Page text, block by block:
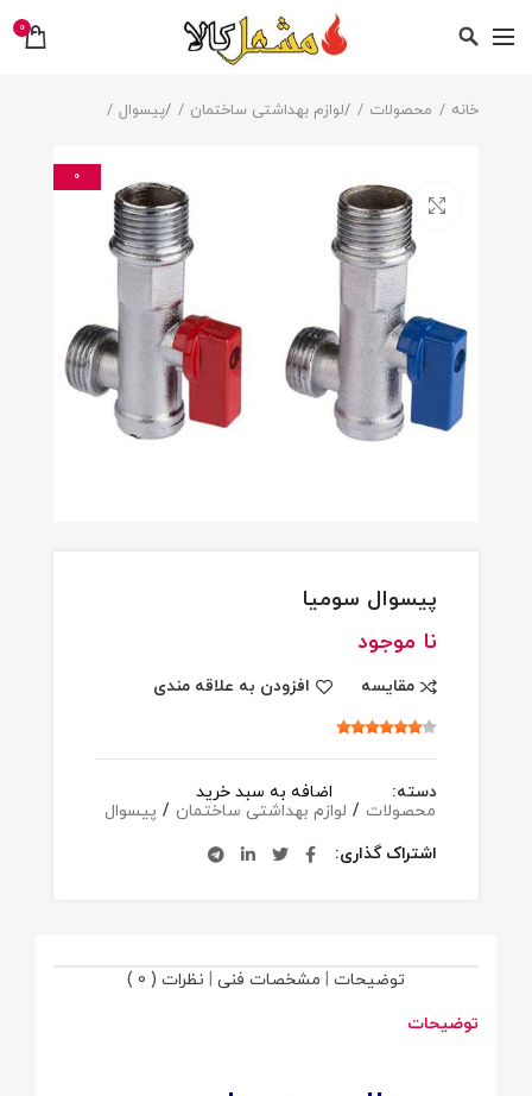
0
خانه محصولات /لوازم بهداشتی ساختمان /پیسوال
0
بزرگنمایی تصویر
پیسوال سومیا
نا موجود
مقایسه افزودن به علاقه مندی
اضافه به سبد خرید
دسته:
محصولات / لوازم بهداشتی ساختمان / پیسوال
اشتراک گذاری
توضیحات مشخصات فنی
نظرات ( 0 )
توضیحات